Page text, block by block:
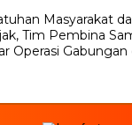
Masyarakat
Tim Pembina
Operasi